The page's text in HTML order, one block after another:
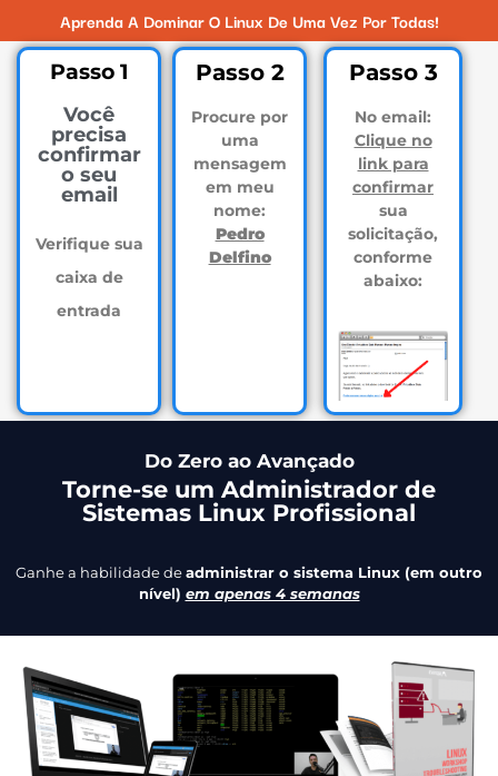
Aprenda A Dominar O Linux De Uma Vez Por Todas!
Passo 1
Você
precisa
confirmar
o seu
email
Verifique sua
caixa de
entrada
Passo 2
Procure por
uma
mensagem
em meu
nome:
Pedro
Delfino
Passo 3
No email:
Clique no
link para
confirmar
sua
solicitação,
conforme
abaixo:
Do Zero ao Avançado
Torne-se um Administrador de
Sistemas Linux Profissional
Ganhe a habilidade deadministrar o sistema Linux (em outro
nível) em apenas 4 semanas